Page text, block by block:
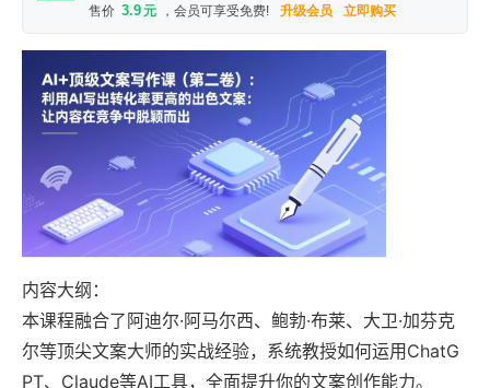
售价 3.9元 ，会员可享受免费! 升级会员 立即购买
内容大纲：
本课程融合了阿迪尔·阿马尔西、鲍勃·布莱、大卫·加芬克
尔等顶尖文案大师的实战经验，系统教授如何运用ChatG
PT、Claude等AI工具，全面提升你的文案创作能力。